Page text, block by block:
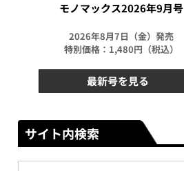
モノマックス2026年9月号
2026年8月7日（金）発売
特別価格：1,480円（税込）
最新号を見る
サイト内検索